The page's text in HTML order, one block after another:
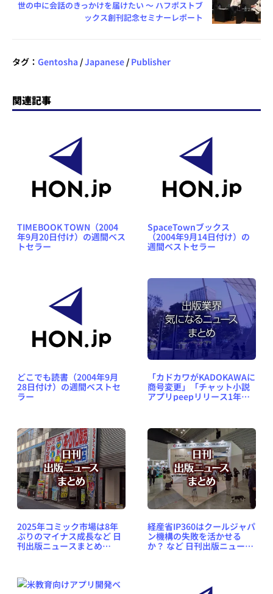
世の中に会話のきっかけを届けたい ～ ハフポストブ
ックス創刊記念セミナーレポート
タグ： Gentosha /Japanese / Publisher
関連記事
TIMEBOOK TOWN（2004
年9月20日付け）の週間ベス
トセラー
SpaceTownブックス
（2004年9月14日付け）の
週間ベストセラー
どこでも読書（2004年9月
28日付け）の週間ベストセ
ラー
「カドカワがKADOKAWAに
商号変更」「チャット小説
アプリpeepリリース1年半
るニュースまとめ
#373（2019年5月13日～19
日）
2025年コミック市場は8年
ぶりのマイナス成長など 日
刊出版ニュースまとめ
経産省IP360はクールジャパ
ン機構の失敗を活かせる
か？ など 日刊出版ニュース